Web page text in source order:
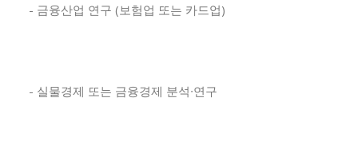
- 금융산업 연구 (보험업 또는 카드업)
- 실물경제 또는 금융경제 분석∙연구